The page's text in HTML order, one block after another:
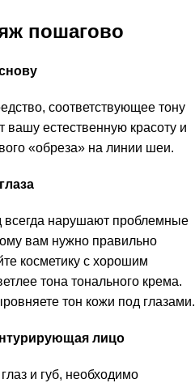
пошагово
соответствующее тону
естественную красоту и
«обреза» на линии шеи.
нарушают проблемные
вам нужно правильно
косметику с хорошим
тона тонального крема.
тон кожи под глазами.
лицо
и губ, необходимо